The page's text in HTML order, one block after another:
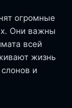
огромные
Они важны
всей
жизнь
и